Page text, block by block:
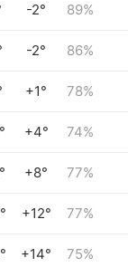
-2° 89%
-2° 86%
+1° 78%
+4° 74%
+8° 77%
+12° 77%
+14° 75%